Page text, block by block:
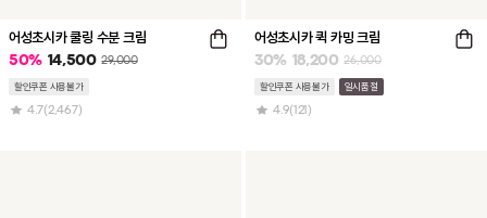
어성초시카 쿨링 수분 크림
50% 14,500 29,000
할인쿠폰 사용불가
4.7 (2,467)
어성초시카 퀵 카밍 크림
30% 18,200 26,000
할인쿠폰 사용불가 일시품절
4.9(121)